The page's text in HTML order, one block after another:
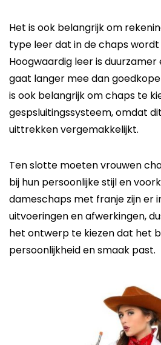
Het is ook belangrijk om
type leer dat in de chaps
Hoogwaardig leer is
gaat langer mee dan
is ook belangrijk om chaps te
gespsluitingssysteem, omdat
uittrekken vergemakkelijkt.
Ten slotte moeten vrouwen
bij hun persoonlijke stijl en
dameschaps met franje zijn er
uitvoeringen en afwerkingen,
het ontwerp te kiezen dat het
persoonlijkheid en smaak past.